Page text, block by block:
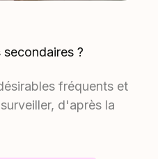
?
fréquents et
d'après la